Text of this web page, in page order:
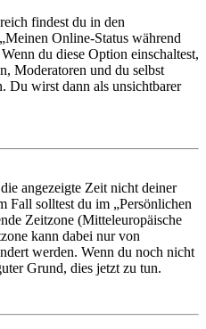
findest du in den
Online-Status während
du diese Option einschaltest,
Moderatoren und du selbst
Du wirst dann als unsichtbarer
angezeigte Zeit nicht deiner
Fall solltest du im „Persönlichen
Zeitzone (Mitteleuropäische
kann dabei nur von
werden. Wenn du noch nicht
Grund, dies jetzt zu tun.